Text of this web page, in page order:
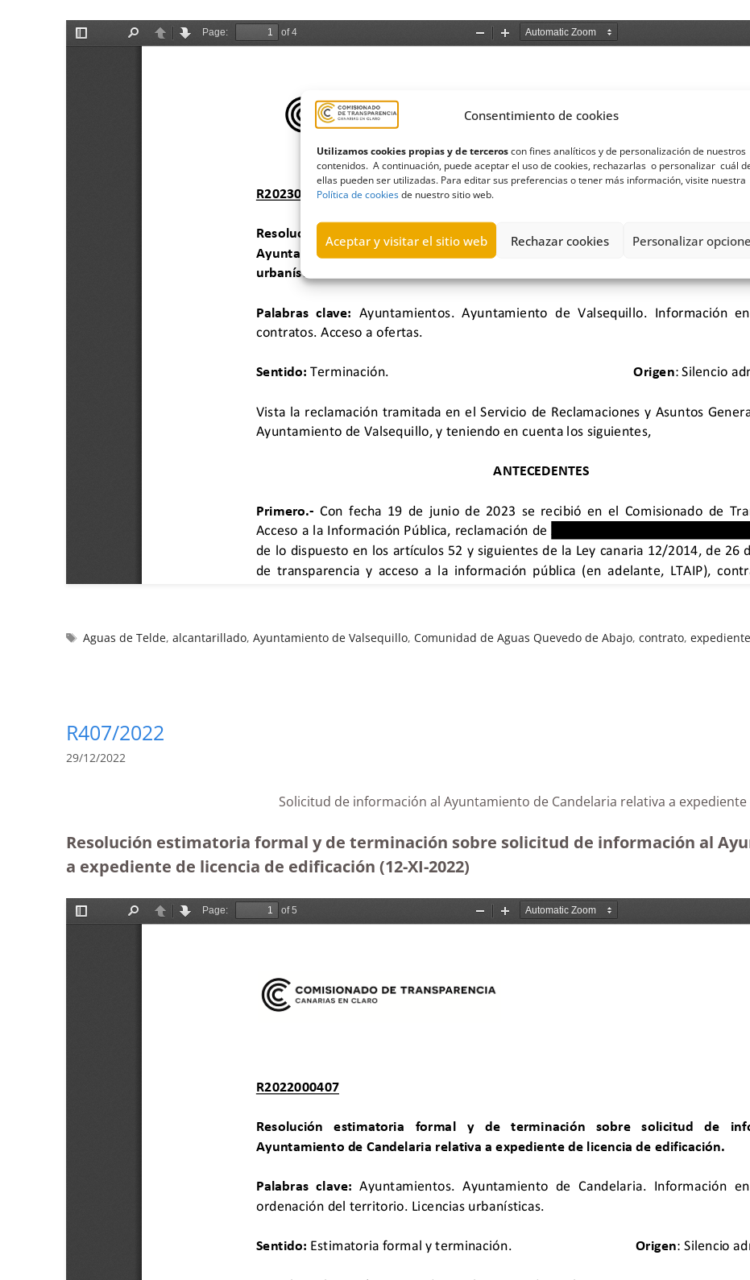
Consentimiento de cookies
Utilizamos cookies propias y de terceroscon fines analíticos y de personalización de nuestros
contenidos. A continuación, puede aceptar el uso de cookies, rechazarlas o personalizar cuál
ellas pueden ser utilizadas. Para editar sus preferencias o tener más información, visite nuestra
Política de cookiesde nuestro sitio web.
Aceptar y visitar el sitio web Rechazar cookies Personalizar
Aguas de Telde,alcantarillado,Ayuntamiento de Valsequillo,Comunidad de Aguas Quevedo de Abajo,contrato,expediente
R407/2022
29/12/2022
Solicitud de información al Ayuntamiento de Candelaria relativa a
Resolución estimatoria formal y de terminación sobre solicitud de información al
a expediente de licencia de edificación (12-XI-2022)